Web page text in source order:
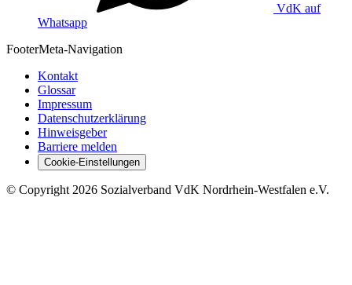
VdK auf
Whatsapp
FooterMeta-Navigation
Kontakt
Glossar
Impressum
Datenschutzerklärung
Hinweisgeber
Barriere melden
Cookie-Einstellungen
© Copyright 2026 Sozialverband VdK Nordrhein-Westfalen e.V.